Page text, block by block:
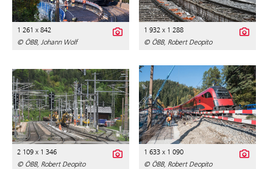
1 261 x 842
© ÖBB, Johann Wolf
1 932 x 1 288
© ÖBB, Robert Deopito
2 109 x 1 346
© ÖBB, Robert Deopito
1 633 x 1 090
© ÖBB, Robert Deopito